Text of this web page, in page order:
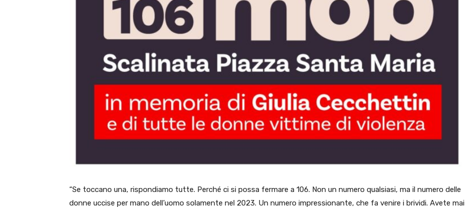
“Se toccano una, rispondiamo tutte. Perché ci si possa fermare a 106. Non un numero qualsiasi, ma il numero delle
donne uccise per mano dell’uomo solamente nel 2023. Un numero impressionante, che fa venire i brividi. Avete mai